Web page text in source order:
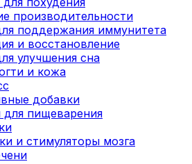
производительности
поддержания иммунитета
и восстановление
улучшения сна
и кожа
добавки
пищеварения
и стимуляторы мозга